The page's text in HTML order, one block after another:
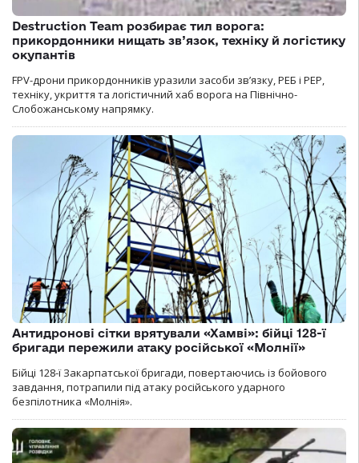
Destruction Team розбирає тил ворога:
прикордонники нищать зв’язок, техніку й логістику
окупантів
FPV-дрони прикордонників уразили засоби зв’язку, РЕБ і РЕР,
техніку, укриття та логістичний хаб ворога на Північно-
Слобожанському напрямку.
Антидронові сітки врятували «Хамві»: бійці 128-ї
бригади пережили атаку російської «Молнії»
Бійці 128-ї Закарпатської бригади, повертаючись із бойового
завдання, потрапили під атаку російського ударного
безпілотника «Молнія».